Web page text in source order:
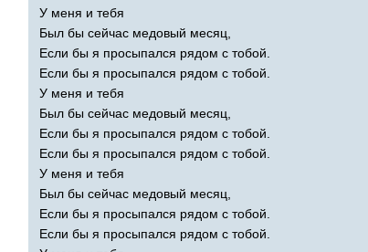
У меня и тебя
Был бы сейчас медовый месяц,
Если бы я просыпался рядом с тобой.
Если бы я просыпался рядом с тобой.
У меня и тебя
Был бы сейчас медовый месяц,
Если бы я просыпался рядом с тобой.
Если бы я просыпался рядом с тобой.
У меня и тебя
Был бы сейчас медовый месяц,
Если бы я просыпался рядом с тобой.
Если бы я просыпался рядом с тобой.